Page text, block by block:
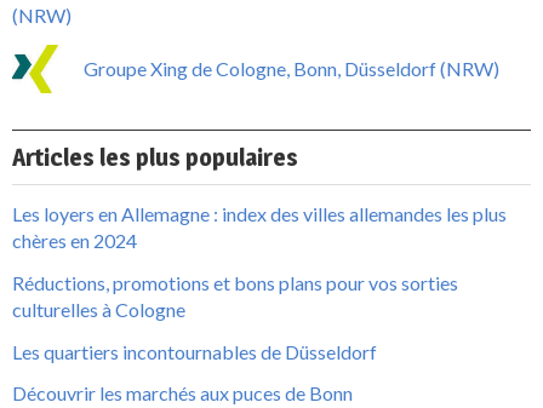
(NRW)
Groupe Xing de Cologne, Bonn, Düsseldorf (NRW)
Articles les plus populaires
Les loyers en Allemagne : index des villes allemandes les plus
chères en 2024
Réductions, promotions et bons plans pour vos sorties
culturelles à Cologne
Les quartiers incontournables de Düsseldorf
Découvrir les marchés aux puces de Bonn